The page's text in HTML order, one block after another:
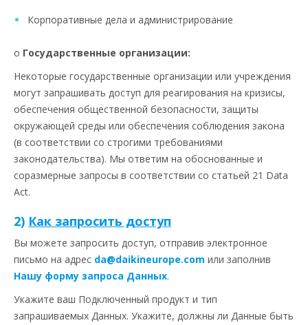
Корпоративные дела и администрирование
о Государственные организации:
Некоторые государственные организации или учреждения
могут запрашивать доступ для реагирования на кризисы,
обеспечения общественной безопасности, защиты
окружающей среды или обеспечения соблюдения закона
(в соответствии со строгими требованиями
законодательства). Мы ответим на обоснованные и
соразмерные запросы в соответствии со статьей 21 Data
Act.
2) Как запросить доступ
Вы можете запросить доступ, отправив электронное
письмо на адрес da@daikineurope.com или заполнив
Нашу форму запроса Данных.
Укажите ваш Подключенный продукт и тип
запрашиваемых Данных. Укажите, должны ли Данные быть